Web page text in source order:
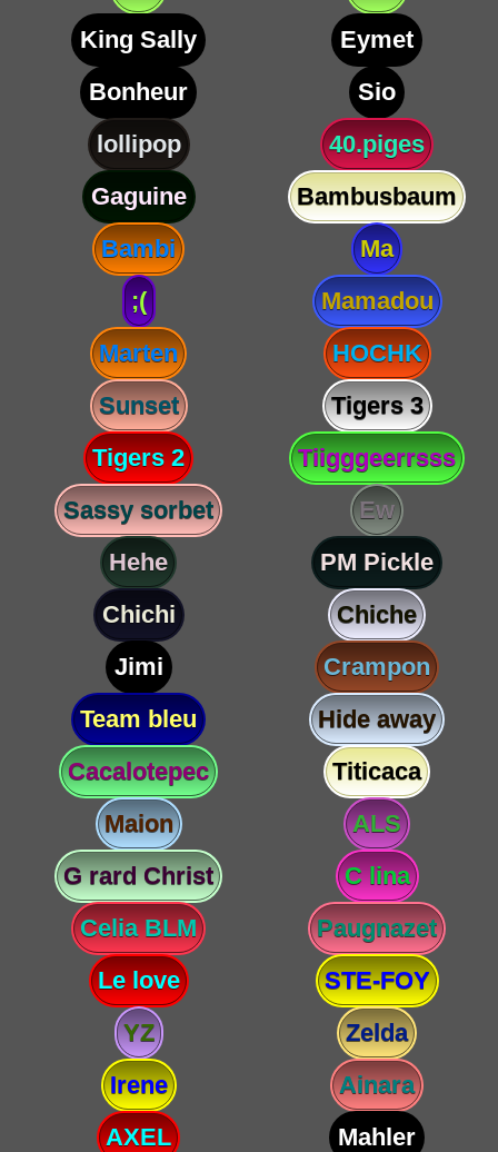
King Sally
Eymet
Bonheur
Sio
lollipop
40.piges
Gaguine
Bambusbaum
Bambi
Ma
;(
Mamadou
Marten
HOCHK
Sunset
Tigers 3
Tigers 2
Tiigggeerrsss
Sassy sorbet
Ew
Hehe
PM Pickle
Chichi
Chiche
Jimi
Crampon
Team bleu
Hide away
Cacalotepec
Titicaca
Maion
ALS
G rard Christ
C lina
Celia BLM
Paugnazet
Le love
STE-FOY
YZ
Zelda
Irene
Ainara
AXEL
Mahler